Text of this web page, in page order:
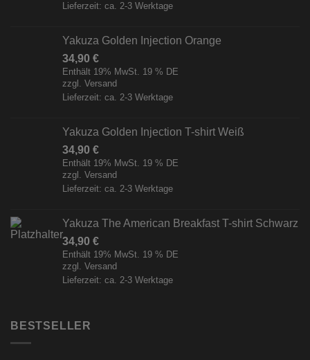
Lieferzeit: ca. 2-3 Werktage
Yakuza Golden Injection Orange
34,90 €
Enthält 19% MwSt. 19 % DE
zzgl. Versand
Lieferzeit: ca. 2-3 Werktage
Yakuza Golden Injection T-shirt Weiß
34,90 €
Enthält 19% MwSt. 19 % DE
zzgl. Versand
Lieferzeit: ca. 2-3 Werktage
Yakuza The American Breakfast T-shirt Schwarz
34,90 €
Enthält 19% MwSt. 19 % DE
zzgl. Versand
Lieferzeit: ca. 2-3 Werktage
BESTSELLER